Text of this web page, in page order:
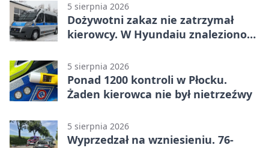
5 sierpnia 2026
Dożywotni zakaz nie zatrzymał
kierowcy. W Hyundaiu znaleziono
5 sierpnia 2026
Ponad 1200 kontroli w Płocku.
Żaden kierowca nie był nietrzeźwy
5 sierpnia 2026
Wyprzedzał na wzniesieniu. 76-